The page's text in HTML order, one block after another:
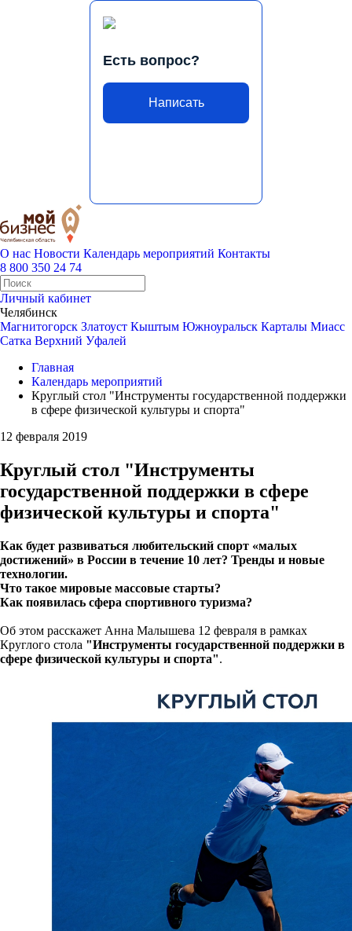
Есть вопрос?
Написать
О нас Новости Календарь мероприятий Контакты
8 800 350 24 74
Личный кабинет
Челябинск
Магнитогорск Златоуст Кыштым Южноуральск Карталы Миасс
Сатка Верхний Уфалей
Главная
Календарь мероприятий
Круглый стол "Инструменты государственной поддержки
в сфере физической культуры и спорта"
12 февраля 2019
Круглый стол "Инструменты
государственной поддержки в сфере
физической культуры и спорта"
Как будет развиваться любительский спорт «малых
достижений» в России в течение 10 лет? Тренды и новые
технологии.
Что такое мировые массовые старты?
Как появилась сфера спортивного туризма?
Об этом расскажет Анна Малышева 12 февраля в рамках
Круглого стола "Инструменты государственной поддержки в
сфере физической культуры и спорта".